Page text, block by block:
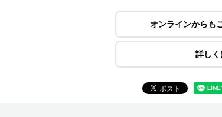
オンラインからも
詳しく